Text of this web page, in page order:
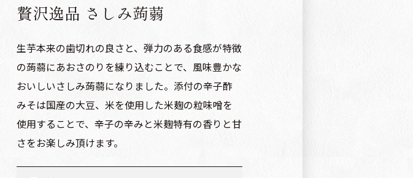
贅沢逸品 さしみ蒟蒻
生芋本来の歯切れの良さと、弾力のある食感が特徴
の蒟蒻にあおさのりを練り込むことで、風味豊かな
おいしいさしみ蒟蒻になりました。添付の辛子酢
みそは国産の大豆、米を使用した米麹の粒味噌を
使用することで、辛子の辛みと米麹特有の香りと甘
さをお楽しみ頂けます。